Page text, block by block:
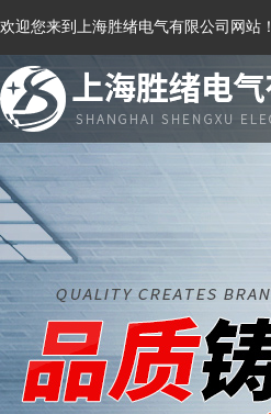
欢迎您来到上海胜绪电气有限公司网站！